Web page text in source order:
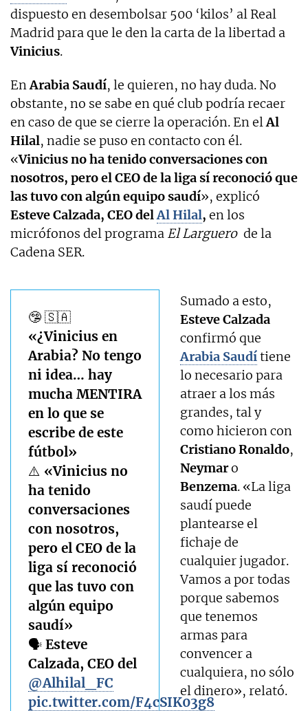
dispuesto en desembolsar 500 ‘kilos’ al Real
Madrid para que le den la carta de la libertad a
Vinicius.
EnArabia Saudí, le quieren, no hay duda. No
obstante, no se sabe en qué club podría recaer
en caso de que se cierre la operación. En elAl
Hilal, nadie se puso en contacto con él.
«Vinicius no ha tenido conversaciones con
nosotros, pero el CEO de la liga sí reconoció que
las tuvo con algún equipo saudí», explicó
Esteve Calzada, CEO delAl Hilal, en los
micrófonos del programa El Larguero de la
Cadena SER.
🤥 🇸🇦
«¿Vinicius en
Arabia? No tengo
ni idea… hay
mucha MENTIRA
en lo que se
escribe de este
fútbol»
⚠️ «Vinicius no
ha tenido
conversaciones
con nosotros,
pero el CEO de la
liga sí reconoció
que las tuvo con
algún equipo
saudí»
🗣️ Esteve
Calzada, CEO del
@Alhilal_FC
pic.twitter.com/F4cSIK03g8
Sumado a esto,
Esteve Calzada
confirmó que
Arabia Saudítiene
lo necesario para
atraer a los más
grandes, tal y
como hicieron con
Cristiano Ronaldo,
Neymaro
Benzema. «La liga
saudí puede
plantearse el
fichaje de
cualquier jugador.
Vamos a por todas
porque sabemos
que tenemos
armas para
convencer a
cualquiera, no sólo
el dinero», relató.